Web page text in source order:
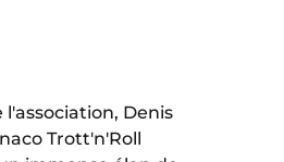
Denis
Trott'n'Roll